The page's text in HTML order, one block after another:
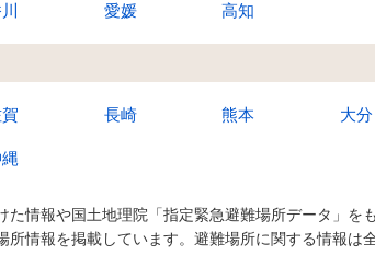
愛媛 高知
長崎 熊本 大分
た情報や国土地理院「指定緊急避難場所データ」を
所情報を掲載しています。避難場所に関する情報は